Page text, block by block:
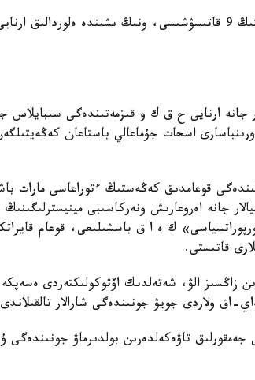
تەرگەۋ سوتىنىڭ سانكسياسىمەن قىلمىستىق توپتىڭ 9 قاتىسۋشىسى، ونىڭ ىشىندە
ىستەر جانە ارنايى ح ق ك و قىزمەتىندەگى
اسحات جۇماعالي باستاعان
قوعامدىق كەڭەستىڭ ءتوراعاسى مارات
جانە اەروعارىش ونەركاسىبى
ك ە ا ق باسشىلىعى، قوعام
قاتىستى.
زاڭسىز الۋ، شەتەلدىك اۆتوكولىكتەردى ەسەپكە
اق ولاردى جويۋ جونىندەگى شارالار
جەمقورلىق تاۋەكەلدەرىن بولدىرماۋ جونىندەگى